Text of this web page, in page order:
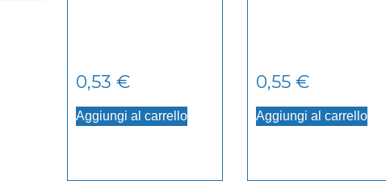
0,53€
Aggiungi al carrello
0,55€
Aggiungi al carrello